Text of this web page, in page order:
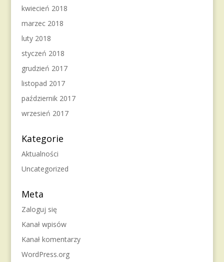
kwiecień 2018
marzec 2018
luty 2018
styczeń 2018
grudzień 2017
listopad 2017
październik 2017
wrzesień 2017
Kategorie
Aktualności
Uncategorized
Meta
Zaloguj się
Kanał wpisów
Kanał komentarzy
WordPress.org